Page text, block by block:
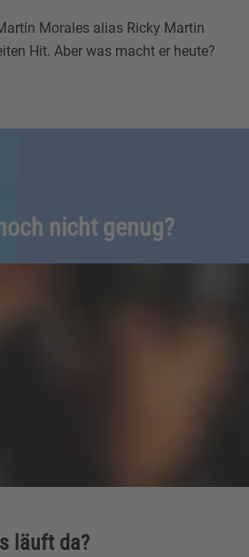
Morales alias Ricky Martin
Hit. Aber was macht er heute?
nicht genug?
läuft da?